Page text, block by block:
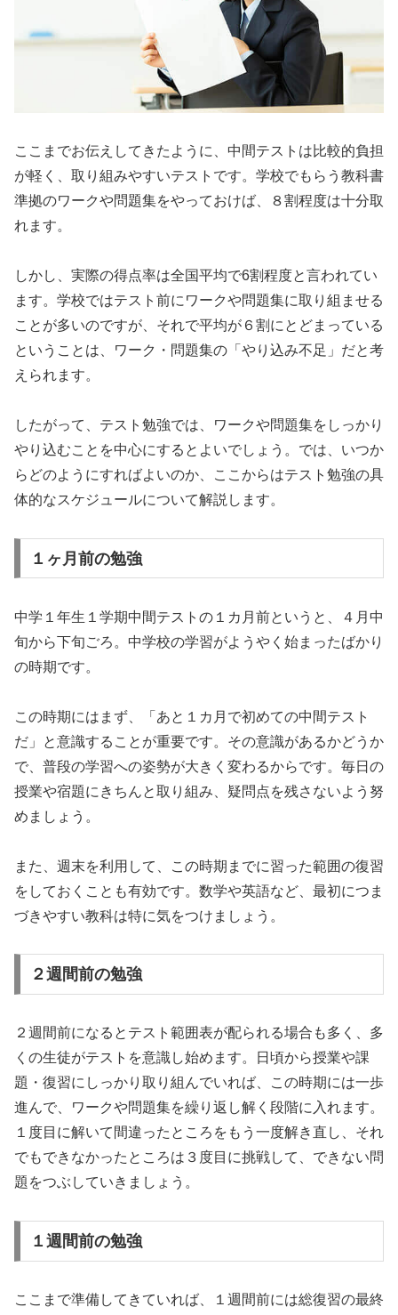
ここまでお伝えしてきたように、中間テストは比較的負担
が軽く、取り組みやすいテストです。学校でもらう教科書
準拠のワークや問題集をやっておけば、８割程度は十分取
れます。
しかし、実際の得点率は全国平均で6割程度と言われてい
ます。学校ではテスト前にワークや問題集に取り組ませる
ことが多いのですが、それで平均が６割にとどまっている
ということは、ワーク・問題集の「やり込み不足」だと考
えられます。
したがって、テスト勉強では、ワークや問題集をしっかり
やり込むことを中心にするとよいでしょう。では、いつか
らどのようにすればよいのか、ここからはテスト勉強の具
体的なスケジュールについて解説します。
１ヶ月前の勉強
中学１年生１学期中間テストの１カ月前というと、４月中
旬から下旬ごろ。中学校の学習がようやく始まったばかり
の時期です。
この時期にはまず、「あと１カ月で初めての中間テスト
だ」と意識することが重要です。その意識があるかどうか
で、普段の学習への姿勢が大きく変わるからです。毎日の
授業や宿題にきちんと取り組み、疑問点を残さないよう努
めましょう。
また、週末を利用して、この時期までに習った範囲の復習
をしておくことも有効です。数学や英語など、最初につま
づきやすい教科は特に気をつけましょう。
２週間前の勉強
２週間前になるとテスト範囲表が配られる場合も多く、多
くの生徒がテストを意識し始めます。日頃から授業や課
題・復習にしっかり取り組んでいれば、この時期には一歩
進んで、ワークや問題集を繰り返し解く段階に入れます。
１度目に解いて間違ったところをもう一度解き直し、それ
でもできなかったところは３度目に挑戦して、できない問
題をつぶしていきましょう。
１週間前の勉強
ここまで準備してきていれば、１週間前には総復習の最終